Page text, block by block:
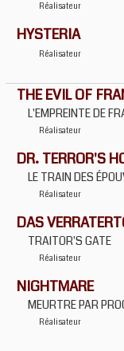
Réalisateur
HYSTERIA
Réalisateur
THE EVIL OF
L'EMPREINTE DE
Réalisateur
DR. TERROR'S
LE TRAIN DES
Réalisateur
DAS
TRAITOR'S GATE
Réalisateur
NIGHTMARE
MEURTRE PAR
Réalisateur